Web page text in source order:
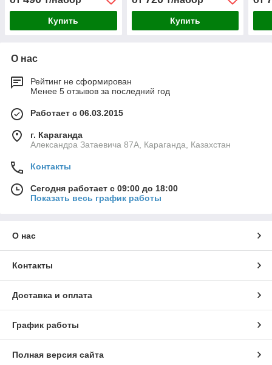
Купить Купить
О нас
Рейтинг не сформирован
Менее 5 отзывов за последний год
Работает с 06.03.2015
г. Караганда
Александра Затаевича 87А, Караганда, Казахстан
Контакты
Сегодня работает с 09:00 до 18:00
Показать весь график работы
О нас
Контакты
Доставка и оплата
График работы
Полная версия сайта